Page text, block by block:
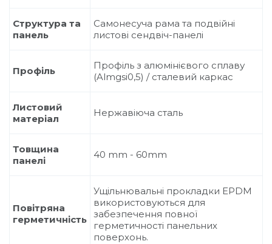
Структура та
панель
Самонесуча рама та подвійні
листові сендвіч-панелі
Профіль
Профіль з алюмінієвого сплаву
(Almgsi0,5) / сталевий каркас
Листовий
матеріал
Нержавіюча сталь
Товщина
панелі
40 mm - 60mm
Повітряна
герметичність
Ущільнювальні прокладки EPDM
використовуються для
забезпечення повної
герметичності панельних
поверхонь.